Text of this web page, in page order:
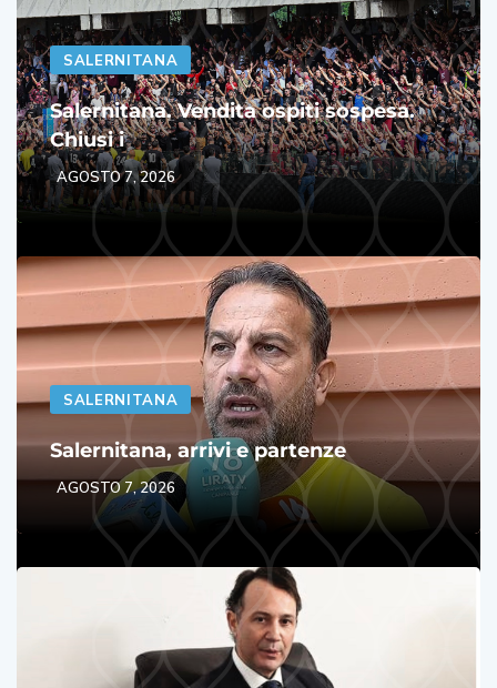
SALERNITANA
Salernitana. Vendita ospiti sospesa.
Chiusi i
AGOSTO 7, 2026
SALERNITANA
Salernitana, arrivi e partenze
AGOSTO 7, 2026